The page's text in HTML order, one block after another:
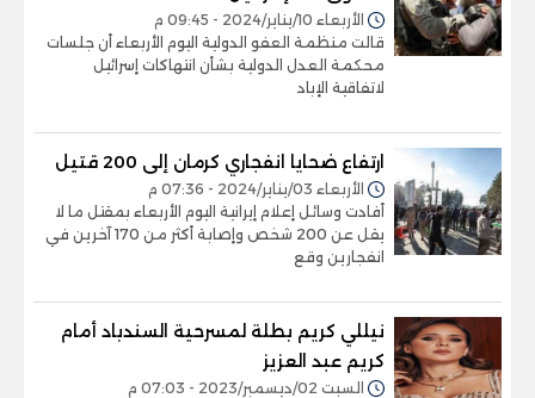
الأربعاء 10/يناير/2024 - 09:45 م
قالت منظمة العفو الدولية اليوم الأربعاء أن جلسات
محكمة العدل الدولية بشأن انتهاكات إسرائيل
لاتفاقية الإباد
ارتفاع ضحايا انفجاري كرمان إلى 200 قتيل
الأربعاء 03/يناير/2024 - 07:36 م
أفادت وسائل إعلام إيرانية اليوم الأربعاء بمقتل ما لا
يقل عن 200 شخص وإصابة أكثر من 170 آخرين في
انفجارين وقع
نيللي كريم بطلة لمسرحية السندباد أمام
كريم عبد العزيز
السبت 02/ديسمبر/2023 - 07:03 م